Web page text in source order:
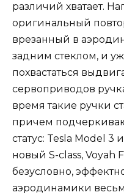
различий хватает.
оригинальный
врезанный в
задним стеклом, и
похвастаться
сервоприводов
время такие ручки
причем
статус: Tesla Model 3
новый S-class, Voyah
безусловно,
аэродинамики